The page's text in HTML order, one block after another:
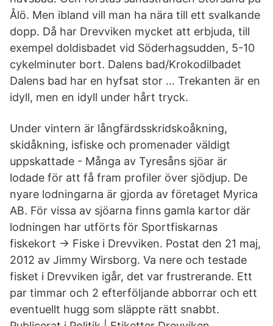
Ålö. Men ibland vill man ha nära till ett svalkande
dopp. Då har Drevviken mycket att erbjuda, till
exempel doldisbadet vid Söderhagsudden, 5-10
cykelminuter bort. Dalens bad/Krokodilbadet
Dalens bad har en hyfsat stor … Trekanten är en
idyll, men en idyll under hårt tryck.
Under vintern är långfärdsskridskoåkning,
skidåkning, isfiske och promenader väldigt
uppskattade - Många av Tyresåns sjöar är
lodade för att få fram profiler över sjödjup. De
nyare lodningarna är gjorda av företaget Myrica
AB. För vissa av sjöarna finns gamla kartor där
lodningen har utförts för Sportfiskarnas
fiskekort → Fiske i Drevviken. Postat den 21 maj,
2012 av Jimmy Wirsborg. Va nere och testade
fisket i Drevviken igår, det var frustrerande. Ett
par timmar och 2 efterföljande abborrar och ett
eventuellt hugg som släppte rätt snabbt.